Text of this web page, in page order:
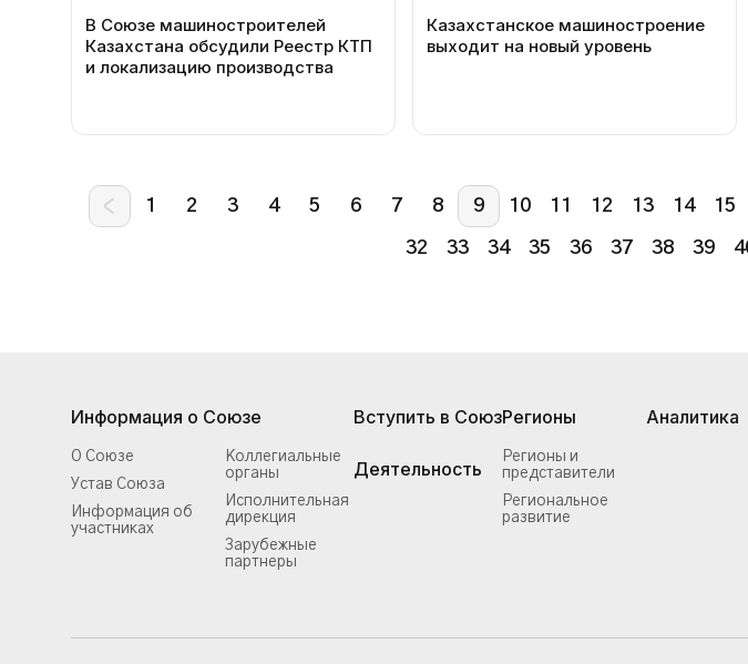
В Союзе машиностроителей
Казахстана обсудили Реестр КТП
и локализацию производства
Казахстанское машиностроение
выходит на новый уровень
1 2 3 4 5 6 7 8 9 10 11 12 13 14 15
32 33 34 35 36 37 38 39
Информация о Союзе
О Союзе
Устав Союза
Информация об
участниках
Коллегиальные
органы
Исполнительная
дирекция
Зарубежные
партнеры
Вступить в Союз
Деятельность
Регионы
Регионы и
представители
Региональное
развитие
Аналитика